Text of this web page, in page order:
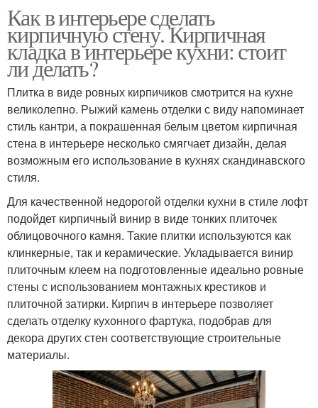
Как в интерьере сделать
кирпичную стену. Кирпичная
кладка в интерьере кухни: стоит
ли делать?
Плитка в виде ровных кирпичиков смотрится на кухне
великолепно. Рыжий камень отделки с виду напоминает
стиль кантри, а покрашенная белым цветом кирпичная
стена в интерьере несколько смягчает дизайн, делая
возможным его использование в кухнях скандинавского
стиля.
Для качественной недорогой отделки кухни в стиле лофт
подойдет кирпичный винир в виде тонких плиточек
облицовочного камня. Такие плитки используются как
клинкерные, так и керамические. Укладывается винир
плиточным клеем на подготовленные идеально ровные
стены с использованием монтажных крестиков и
плиточной затирки. Кирпич в интерьере позволяет
сделать отделку кухонного фартука, подобрав для
декора других стен соответствующие строительные
материалы.